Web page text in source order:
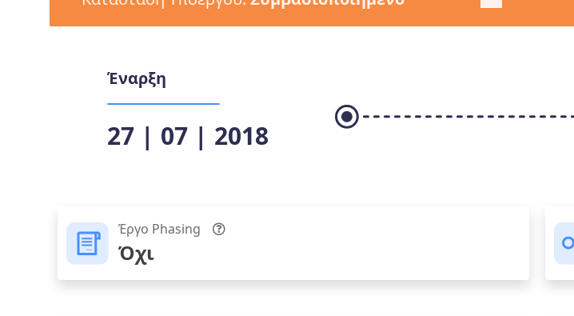
Έναρξη
27 | 07 | 2018
Έργο Phasing
Όχι